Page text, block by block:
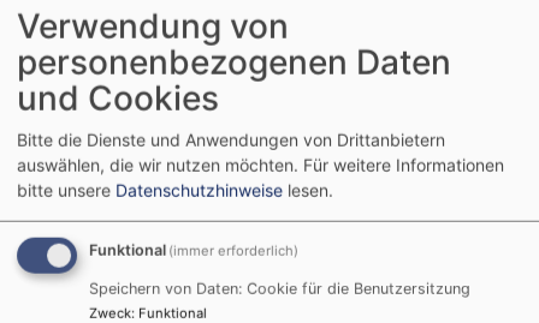
Gemeinde Intern
Lektoren / Prädikanten
User login
Über das ELKB-Intranet anmelden (www.elkb.de)
Benutzername
Verwendung von
personenbezogenen Daten
und Cookies
Bitte die Dienste und Anwendungen von Drittanbietern
auswählen, die wir nutzen möchten. Für weitere Informationen
bitte unsere Datenschutzhinweise lesen.
Funktional (immer erforderlich)
Speichern von Daten: Cookie für die Benutzersitzung
Zweck: Funktional